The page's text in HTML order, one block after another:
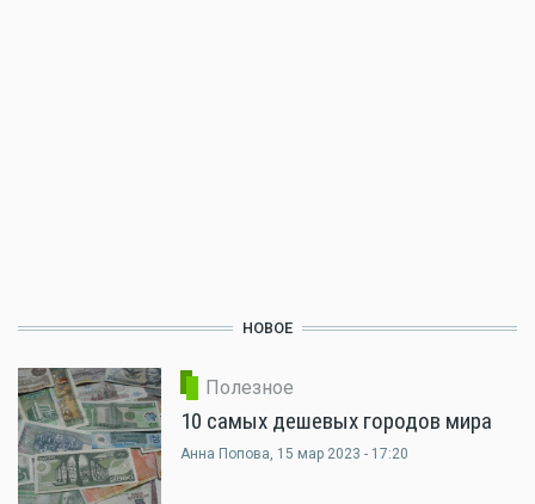
НОВОЕ
Полезное
10 самых дешевых городов мира
Анна Попова, 15 мар 2023 - 17:20